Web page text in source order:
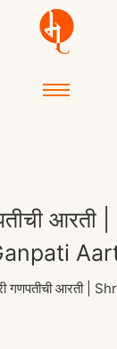
आरती
गणपतीची आरती |